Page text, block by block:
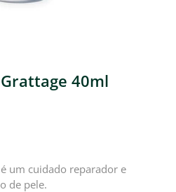
Grattage 40ml
é um cuidado reparador e
de pele.